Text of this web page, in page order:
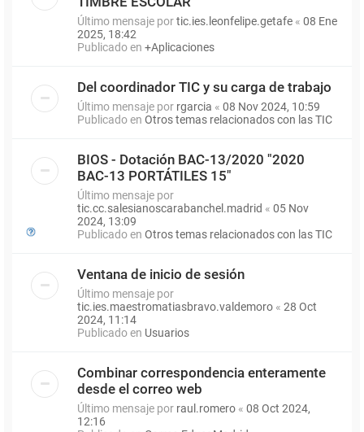
Último mensaje portic.ies.leonfelipe.getafe « 08 Ene
2025, 18:42
Publicado en +Aplicaciones
Del coordinador TIC y su carga de trabajo
Último mensaje por rgarcia « 08 Nov 2024, 10:59
Publicado en Otros temas relacionados con las TIC
BIOS - Dotación BAC-13/2020 "2020
BAC-13 PORTÁTILES 15"
Último mensaje por
tic.cc.salesianoscarabanchel.madrid « 05 Nov
2024, 13:09
Publicado en Otros temas relacionados con las TIC
Ventana de inicio de sesión
Último mensaje por
tic.ies.maestromatiasbravo.valdemoro « 28 Oct
2024, 11:14
Publicado en Usuarios
Combinar correspondencia enteramente
desde el correo web
Último mensaje por raul.romero « 08 Oct 2024,
12:16